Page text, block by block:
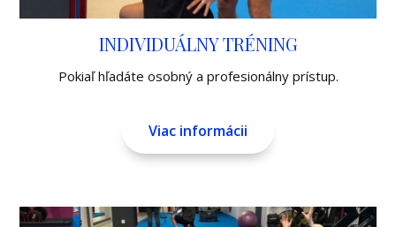
INDIVIDUÁLNY TRÉNING
Pokiaľ hľadáte osobný a profesionálny prístup.
Viac informácii